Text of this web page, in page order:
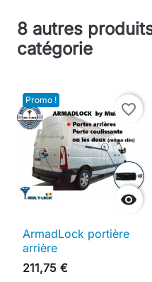
8 autres
catégorie
Promo !

favorite_border
ArmadLock portière
arrière
211,75 €